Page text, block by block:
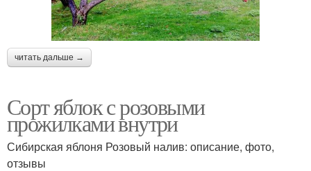
читать дальше →
Сорт яблок с розовыми
прожилками внутри
Сибирская яблоня Розовый налив: описание, фото,
отзывы